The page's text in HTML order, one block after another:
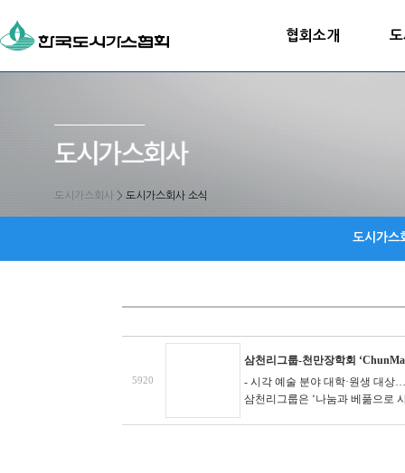
협회소개
도시가스회사 > 도시가스회사 소식
도시가스
5920
삼천리그룹-천만장학회
- 시각 예술 분야 대학·원생 대상
삼천리그룹은 ‘나눔과 베풂으로